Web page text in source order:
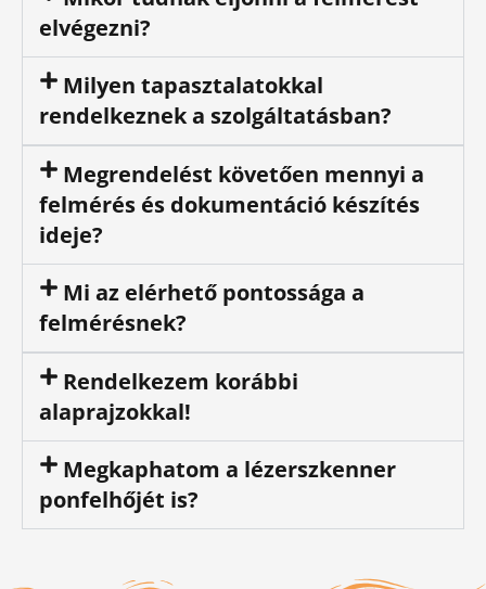
elvégezni?
Milyen tapasztalatokkal
rendelkeznek a szolgáltatásban?
Megrendelést követően mennyi a
felmérés és dokumentáció készítés
ideje?
Mi az elérhető pontossága a
felmérésnek?
Rendelkezem korábbi
alaprajzokkal!
Megkaphatom a lézerszkenner
ponfelhőjét is?